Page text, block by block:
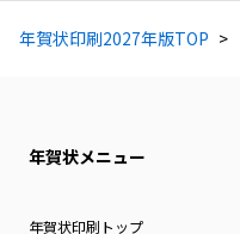
年賀状印刷2027年版TOP
年賀状メニュー
年賀状印刷トップ